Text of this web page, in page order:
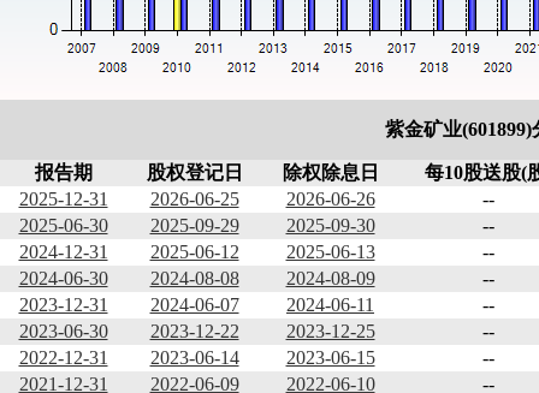
紫金矿业(601899)
报告期 股权登记日 除权除息日
每10股送股(
2025-12-31
2026-06-25 2026-06-26
--
2025-06-30
2025-09-29 2025-09-30
--
2024-12-31
2025-06-12 2025-06-13
--
2024-06-30
2024-08-08 2024-08-09
--
2023-12-31
2024-06-07 2024-06-11
--
2023-06-30
2023-12-22 2023-12-25
--
2022-12-31
2023-06-14 2023-06-15
--
2021-12-31
2022-06-09 2022-06-10
--